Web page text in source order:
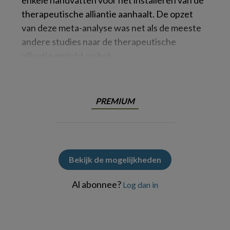
therapeutische alliantie aanhaalt. De opzet
van deze meta-analyse was net als de meeste
andere studies naar de therapeutische
PREMIUM
Bekijk de mogelijkheden
Al abonnee? Log dan in